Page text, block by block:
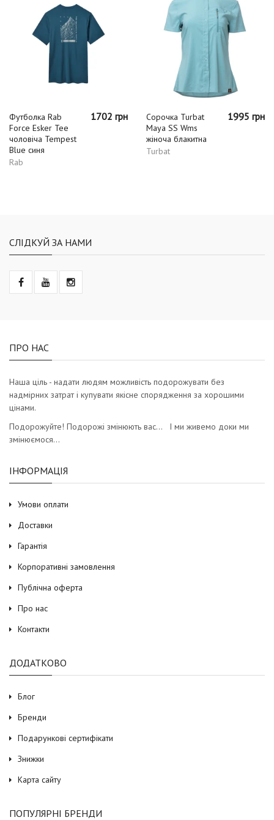
Футболка Rab
Force Esker Tee
чоловіча Tempest
Blue синя
Rab
1702 грн
Сорочка Turbat
Maya SS Wms
жіноча блакитна
Turbat
1995 грн
СЛІДКУЙ ЗА НАМИ
ПРО НАС
Наша ціль - надати людям можливість подорожувати без
надмірних затрат і купувати якісне спорядження за хорошими
цінами.
Подорожуйте! Подорожі змінюють вас… І ми живемо доки ми
змінюємося…
ІНФОРМАЦІЯ
Умови оплати
Доставки
Гарантія
Корпоративні замовлення
Публічна оферта
Про нас
Контакти
ДОДАТКОВО
Блог
Бренди
Подарункові сертифікати
Знижки
Карта сайту
ПОПУЛЯРНІ БРЕНДИ